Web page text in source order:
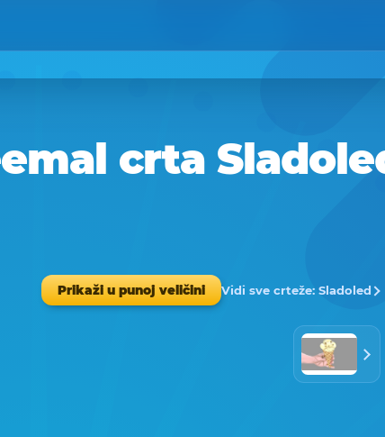
crta
Prikaži u punoj veličini Vidi sve crteže: Sladoled